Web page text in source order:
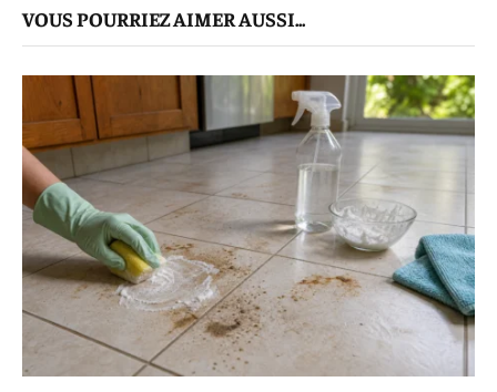
VOUS POURRIEZ AIMER AUSSI...